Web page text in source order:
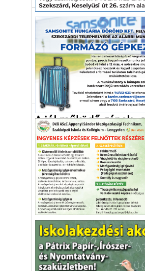
Gazdaság
Kiberbiztonság a
mezőgazdaságban
Zsarolóvírus támadás miatt
tehén és borja Svájcban,
mezőgazdaság kiberbiztonság
Autó-Motor
A jól működő gépek
tüdeje”
A mai korszerű erőgépek
tartozékai a nagyteljesítményű
klímaberendezések.
mezőgazdasági jármű klíma
Gazdaság
Mi az a fitobányászat?
Így lehet a világ leggyengébb
földjeit a világ